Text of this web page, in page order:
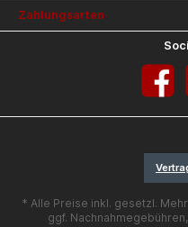
Zahlungsarten
Facebook
* Alle Preise inkl. gesetzl.
ggf.